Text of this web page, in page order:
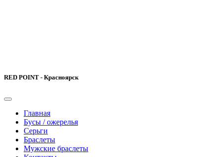
RED POINT - Красноярск
Главная
Бусы / ожерелья
Серьги
Браслеты
Мужские браслеты